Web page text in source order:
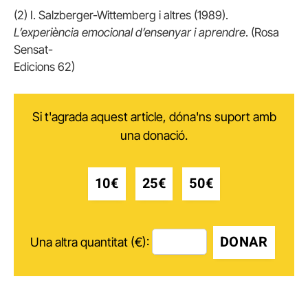
(2) I. Salzberger-Wittemberg i altres (1989).
L’experiència emocional d’ensenyar i aprendre. (Rosa
Sensat-
Edicions 62)
Si t'agrada aquest article, dóna'ns suport amb
una donació.
10€ 25€ 50€
Una altra quantitat (€): DONAR